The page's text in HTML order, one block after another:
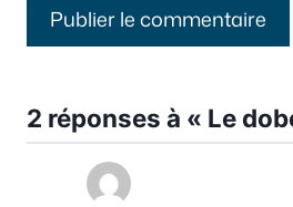
2 réponses à « Le